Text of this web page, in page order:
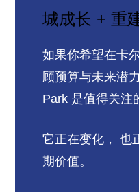
城成长 + 重
如果你希望在卡
顾预算与未来潜
Park 是值得关注
它正在变化， 也
期价值。